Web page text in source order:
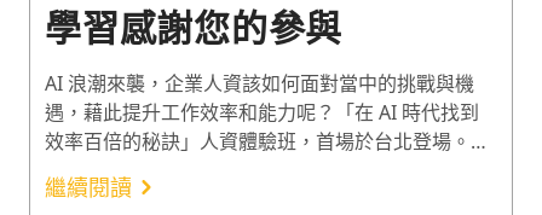
學習感謝您的參與
AI 浪潮來襲，企業人資該如何面對當中的挑戰與機
遇，藉此提升工作效率和能力呢？「在 AI 時代找到
效率百倍的秘訣」人資體驗班，首場於台北登場。活
動講師尹相志與彭其捷以 AI 應用先驅者之姿，大方
分享生成式 AI 的使用技巧與注意事項。
繼續閱讀